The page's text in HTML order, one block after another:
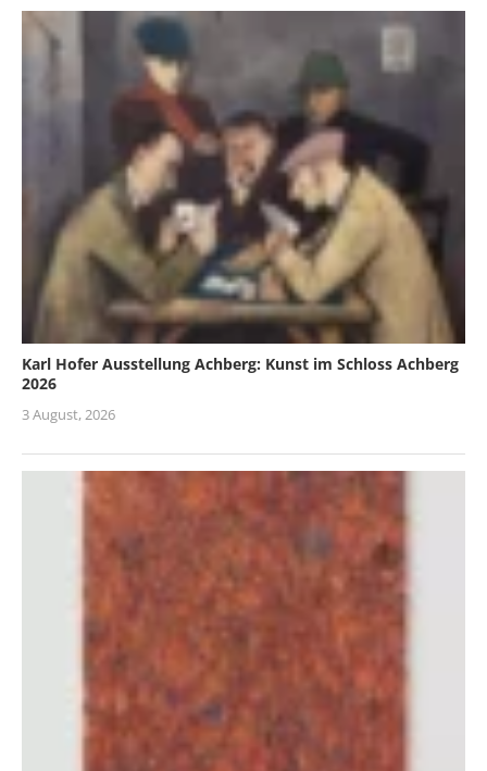
Karl Hofer Ausstellung Achberg: Kunst im Schloss Achberg
2026
3 August, 2026